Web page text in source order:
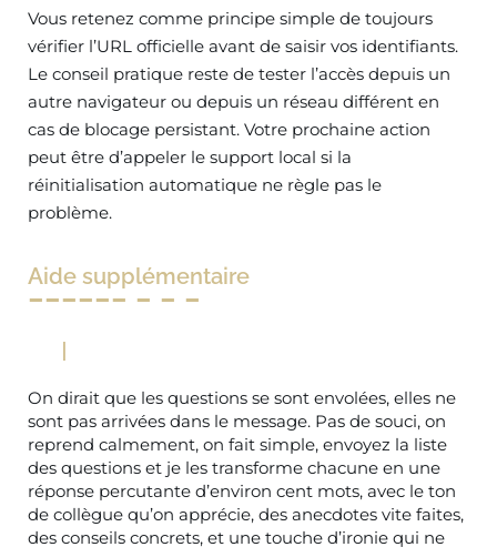
Vous retenez comme principe simple de toujours
vérifier l’URL officielle avant de saisir vos identifiants.
Le conseil pratique reste de tester l’accès depuis un
autre navigateur ou depuis un réseau différent en
cas de blocage persistant. Votre prochaine action
peut être d’appeler le support local si la
réinitialisation automatique ne règle pas le
problème.
Aide supplémentaire
On dirait que les questions se sont envolées, elles ne
sont pas arrivées dans le message. Pas de souci, on
reprend calmement, on fait simple, envoyez la liste
des questions et je les transforme chacune en une
réponse percutante d’environ cent mots, avec le ton
de collègue qu’on apprécie, des anecdotes vite faites,
des conseils concrets, et une touche d’ironie qui ne